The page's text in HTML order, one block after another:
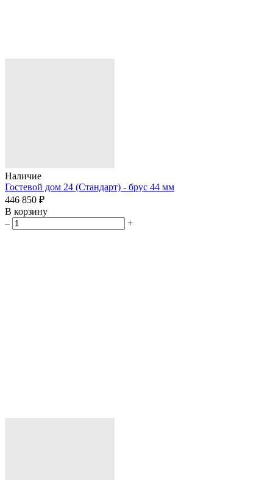
Наличие
Гостевой дом 24 (Стандарт) - брус 44 мм
446 850 ₽
В корзину
–
+